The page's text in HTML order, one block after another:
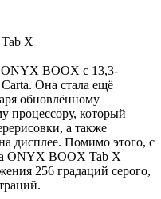
X
ONYX BOOX с 13,3-
Она стала ещё
обновлённому
процессору, который
а также
дисплее. Помимо этого, с
ONYX BOOX Tab X
256 градаций серого,